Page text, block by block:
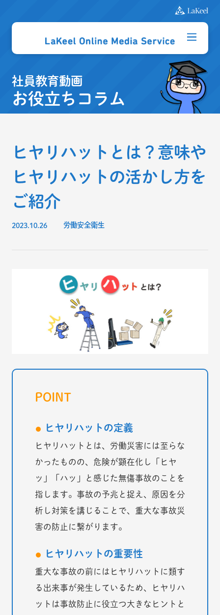
社員教育動画
お役立ちコラム
ヒヤリハットとは？意味や
ヒヤリハットの活かし方を
ご紹介
2023.10.26 労働安全衛生
POINT
ヒヤリハットの定義
ヒヤリハットとは、労働災害には至らな
かったものの、危険が顕在化し「ヒヤ
ッ」「ハッ」と感じた無傷事故のことを
指します。事故の予兆と捉え、原因を分
析し対策を講じることで、重大な事故災
害の防止に繋がります。
ヒヤリハットの重要性
重大な事故の前にはヒヤリハットに類す
る出来事が発生しているため、ヒヤリハ
ットは事故防止に役立つ大きなヒントと